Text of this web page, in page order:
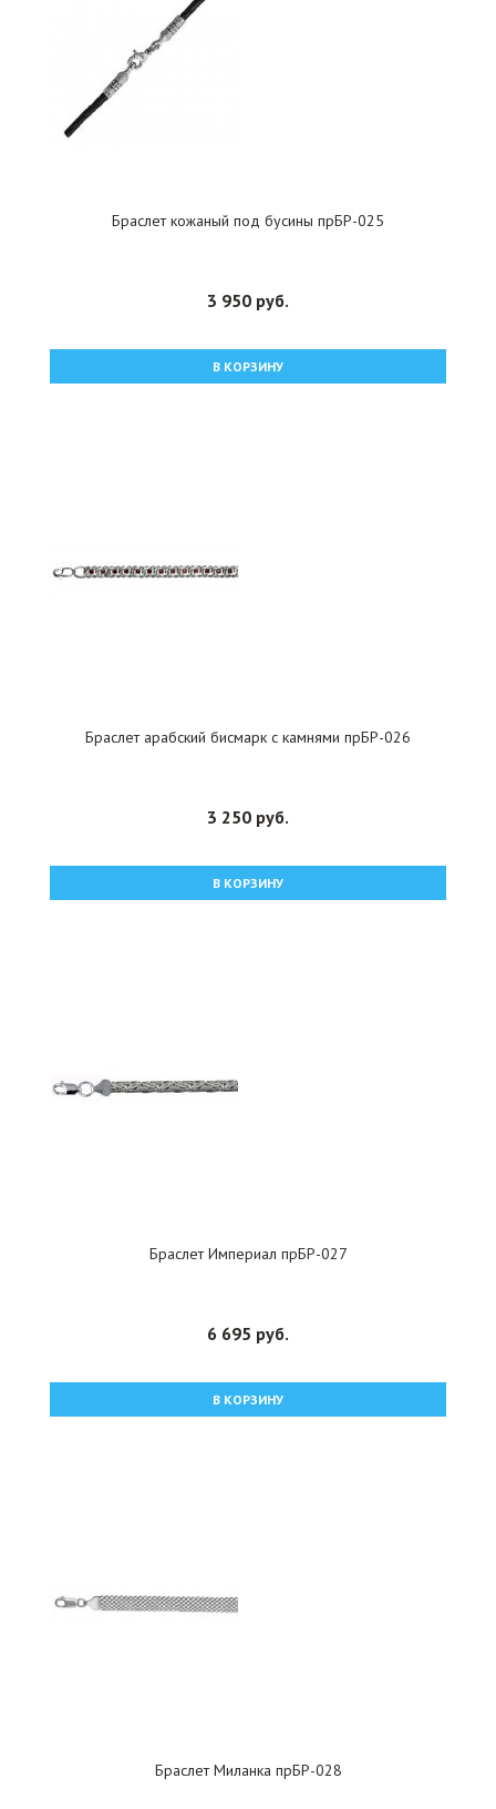
Браслет кожаный под бусины прБР-025
3 950 руб.
В КОРЗИНУ
Браслет арабский бисмарк с камнями прБР-026
3 250 руб.
В КОРЗИНУ
Браслет Империал прБР-027
6 695 руб.
В КОРЗИНУ
Браслет Миланка прБР-028